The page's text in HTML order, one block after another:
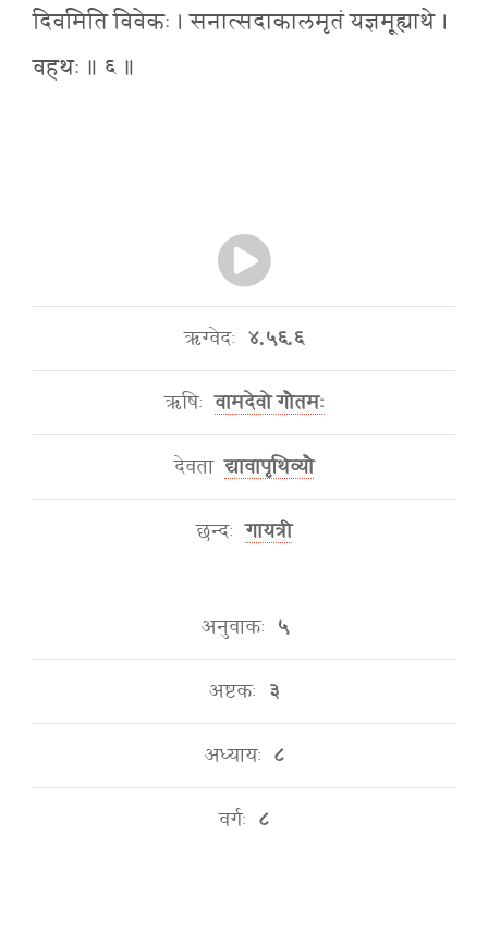
दिवमिति विवेकः । सनात्सदाकालमृतं यज्ञमूह्याथे ।
वहथः ॥ ६ ॥
ऋग्वेदः ४.५६.६
ऋषिः वामदेवो गौतमः
देवता द्यावापृथिव्यौ
छन्दः गायत्री
अनुवाकः ५
अष्टकः ३
अध्यायः ८
वर्गः ८